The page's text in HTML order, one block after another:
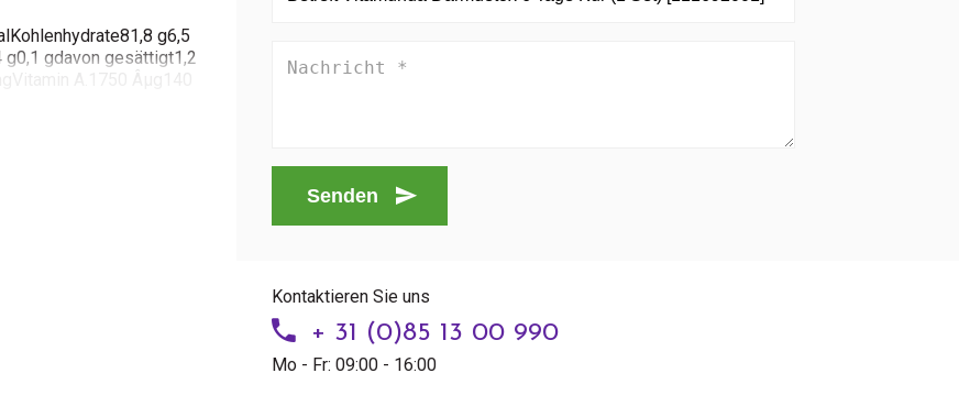
g6,5
gdavon gesättigt1,2
Senden
Kontaktieren Sie uns
+ 31 (0)85 13 00 990
Mo - Fr: 09:00 - 16:00